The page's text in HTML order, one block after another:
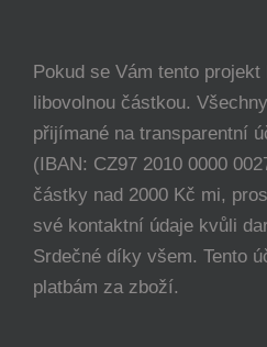
Pokud se Vám tento
libovolnou částkou.
přijímané na transparentní
(IBAN: CZ97 2010 0000
částky nad 2000 Kč mi,
své kontaktní údaje kvůli
Srdečné díky všem. Tento
platbám za zboží.